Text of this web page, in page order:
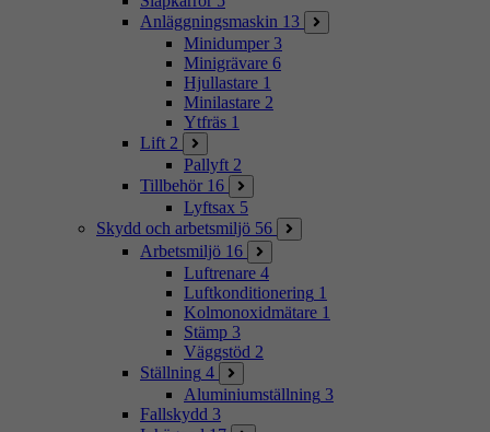
Anläggningsmaskin 13
Minidumper 3
Minigrävare 6
Hjullastare 1
Minilastare 2
Ytfräs 1
Lift 2
Pallyft 2
Tillbehör 16
Lyftsax 5
Skydd och arbetsmiljö 56
Arbetsmiljö 16
Luftrenare 4
Luftkonditionering 1
Kolmonoxidmätare 1
Stämp 3
Väggstöd 2
Ställning 4
Aluminiumställning 3
Fallskydd 3